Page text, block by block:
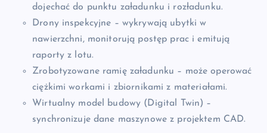
dojechać do punktu załadunku i rozładunku.
Drony inspekcyjne – wykrywają ubytki w
nawierzchni, monitorują postęp prac i emitują
raporty z lotu.
Zrobotyzowane ramię załadunku – może operować
ciężkimi workami i zbiornikami z materiałami.
Wirtualny model budowy (Digital Twin) –
synchronizuje dane maszynowe z projektem CAD.